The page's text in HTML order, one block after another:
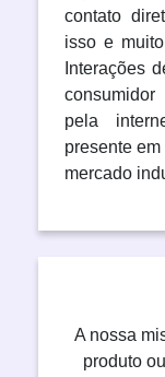
contato
isso e
Interações
pela
presente
mercado
A nossa
produto